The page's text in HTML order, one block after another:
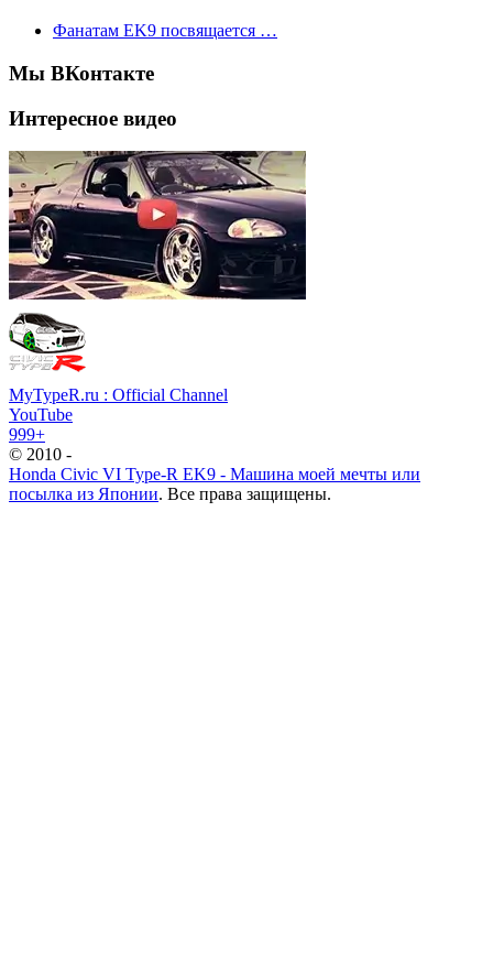
Фанатам EK9 посвящается …
Мы ВКонтакте
Интересное видео
MyTypeR.ru : Official Channel
YouTube
999+
© 2010 -
Honda Civic VI Type-R EK9 - Машина моей мечты или
посылка из Японии. Все права защищены.